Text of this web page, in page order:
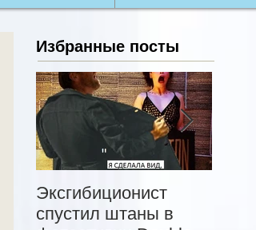
Избранные посты
Эксгибиционист
спустил штаны в